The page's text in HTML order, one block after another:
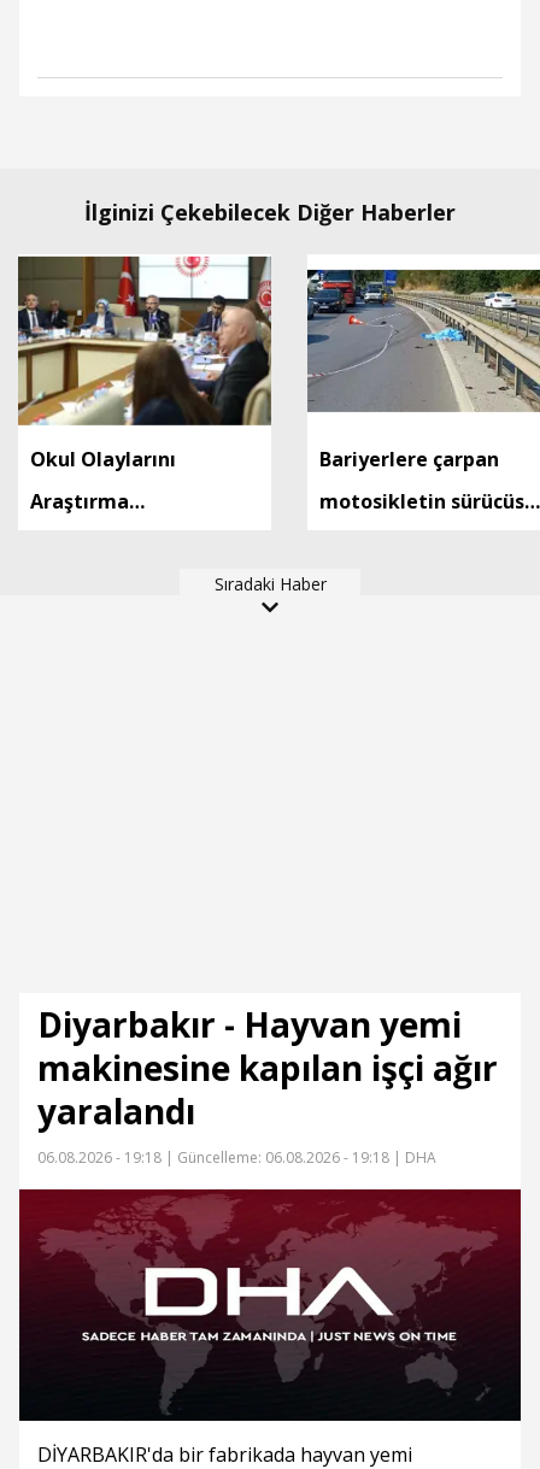
İlginizi Çekebilecek Diğer Haberler
Okul Olaylarını
Araştırma
milletvekilleri rapora
Bariyerlere çarpan
motosikletin sürücüsü
Sıradaki Haber
Diyarbakır - Hayvan yemi
makinesine kapılan işçi ağır
yaralandı
06.08.2026 - 19:18 | Güncelleme: 06.08.2026 - 19:18 | DHA
DİYARBAKIR'da bir fabrikada hayvan yemi